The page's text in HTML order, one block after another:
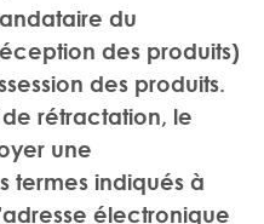
du
des produits)
des produits.
rétractation, le
une
termes indiqués à
électronique